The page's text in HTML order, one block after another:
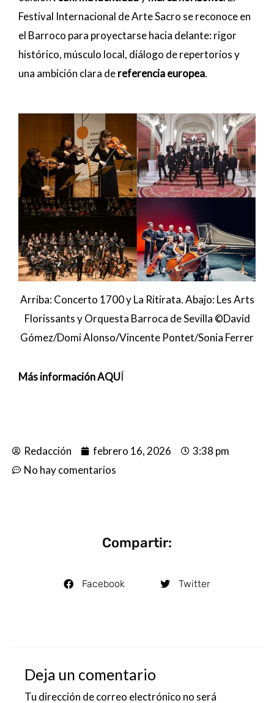
Festival Internacional de Arte Sacro se reconoce en
el Barroco para proyectarse hacia delante: rigor
histórico, músculo local, diálogo de repertorios y
una ambición clara dereferencia europea.
Arriba: Concerto 1700 y La Ritirata. Abajo: Les Arts
Florissants y Orquesta Barroca de Sevilla ©David
Gómez/Domi Alonso/Vincente Pontet/Sonia Ferrer
Más información AQUÍ
Redacción febrero 16, 2026
3:38 pm
No hay comentarios
Compartir:
Facebook Twitter
Deja un comentario
Tu dirección de correo electrónico no será